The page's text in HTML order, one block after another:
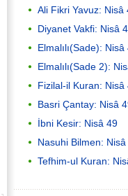
Ali Fikri Yavuz: Nisâ
Diyanet Vakfi: Nisâ
Elmalılı(Sade): Nisâ
Elmalılı(Sade 2):
Fizilal-il Kuran: Nisâ
Basri Çantay: Nisâ
İbni Kesir: Nisâ 49
Nasuhi Bilmen:
Tefhim-ul Kuran: